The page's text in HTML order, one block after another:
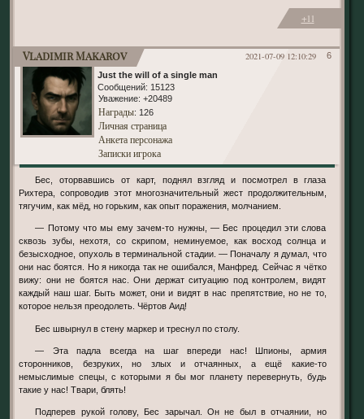
+11
6
2021-07-09 12:10:29
Vladimir Makarov
Just the will of a single man
Сообщений: 15123
Уважение: +20489
Награды: 126
Личная страница
Анкета персонажа
Записки игрока
Бес, оторвавшись от карт, поднял взгляд и посмотрел в глаза
Рихтера, сопроводив этот многозначительный жест продолжительным,
тягучим, как мёд, но горьким, как опыт поражения, молчанием.
— Потому что мы ему зачем-то нужны, — Бес процедил эти слова
сквозь зубы, нехотя, со скрипом, неминуемое, как восход солнца и
безысходное, опухоль в терминальной стадии. — Поначалу я думал, что
они нас боятся. Но я никогда так не ошибался, Манфред. Сейчас я чётко
вижу: они не боятся нас. Они держат ситуацию под контролем, видят
каждый наш шаг. Быть может, они и видят в нас препятствие, но не то,
которое нельзя преодолеть. Чёртов Аид!
Бес швырнул в стену маркер и треснул по столу.
— Эта падла всегда на шаг впереди нас! Шпионы, армия
сторонников, безруких, но злых и отчаянных, а ещё какие-то
немыслимые спецы, с которыми я бы мог планету перевернуть, будь
такие у нас! Твари, блять!
Подперев рукой голову, Бес зарычал. Он не был в отчаянии, но